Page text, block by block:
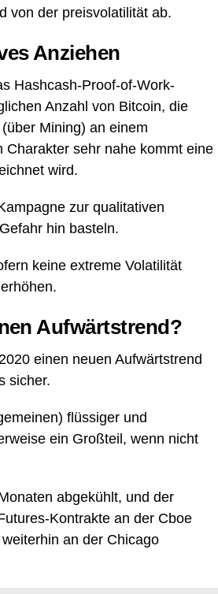
von der preisvolatilität ab.
Anziehen
Hashcash-Proof-of-Work-
Anzahl von Bitcoin, die
Mining) an einem
sehr nahe kommt eine
wird.
zur qualitativen
hin basteln.
keine extreme Volatilität
Aufwärtstrend?
einen neuen Aufwärtstrend
sicher.
flüssiger und
ein Großteil, wenn nicht
abgekühlt, und der
Kontrakte an der Cboe
an der Chicago